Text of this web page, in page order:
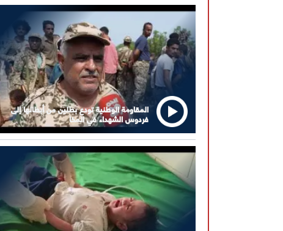
المقاومة الوطنية تودع بطلين من أبطالها إلى
فردوس الشهداء في المخا